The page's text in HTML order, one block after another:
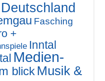
Fasching
+
Inntal
Medien-
blick Musik &